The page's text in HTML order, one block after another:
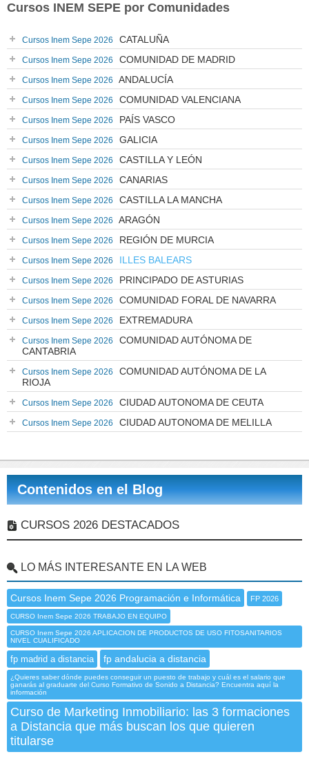
Cursos INEM SEPE por Comunidades
Cursos Inem Sepe 2026 CATALUÑA
Cursos Inem Sepe 2026 COMUNIDAD DE MADRID
Cursos Inem Sepe 2026 ANDALUCÍA
Cursos Inem Sepe 2026 COMUNIDAD VALENCIANA
Cursos Inem Sepe 2026 PAÍS VASCO
Cursos Inem Sepe 2026 GALICIA
Cursos Inem Sepe 2026 CASTILLA Y LEÓN
Cursos Inem Sepe 2026 CANARIAS
Cursos Inem Sepe 2026 CASTILLA LA MANCHA
Cursos Inem Sepe 2026 ARAGÓN
Cursos Inem Sepe 2026 REGIÓN DE MURCIA
Cursos Inem Sepe 2026 ILLES BALEARS
Cursos Inem Sepe 2026 PRINCIPADO DE ASTURIAS
Cursos Inem Sepe 2026 COMUNIDAD FORAL DE NAVARRA
Cursos Inem Sepe 2026 EXTREMADURA
Cursos Inem Sepe 2026
COMUNIDAD AUTÓNOMA DE
CANTABRIA
Cursos Inem Sepe 2026
COMUNIDAD AUTÓNOMA DE LA
RIOJA
Cursos Inem Sepe 2026 CIUDAD AUTONOMA DE CEUTA
Cursos Inem Sepe 2026 CIUDAD AUTONOMA DE MELILLA
Contenidos en el Blog
CURSOS 2026 DESTACADOS
LO MÁS INTERESANTE EN LA WEB
Cursos Inem Sepe 2026 Programación e Informática FP 2026
CURSO Inem Sepe 2026 TRABAJO EN EQUIPO
CURSO Inem Sepe 2026 APLICACION DE PRODUCTOS DE USO FITOSANITARIOS
NIVEL CUALIFICADO
fp madrid a distancia fp andalucia a distancia
¿Quieres saber dónde puedes conseguir un puesto de trabajo y cuál es el salario que
ganarás al graduarte del Curso Formativo de Sonido a Distancia? Encuentra aquí la
información
Curso de Marketing Inmobiliario: las 3 formaciones
a Distancia que más buscan los que quieren
titularse